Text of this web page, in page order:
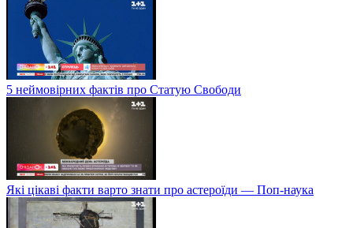
5 неймовірних фактів про Статую Свободи
Які цікаві факти варто знати про астероїди — Поп-наука